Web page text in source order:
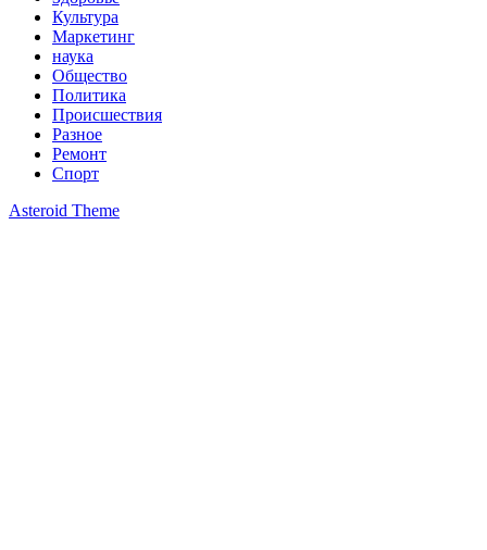
Культура
Маркетинг
наука
Общество
Политика
Происшествия
Разное
Ремонт
Спорт
Asteroid Theme